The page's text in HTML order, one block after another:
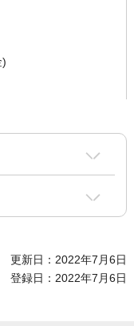
更新日：2022年7月6日
登録日：2022年7月6日